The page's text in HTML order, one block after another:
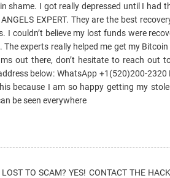
shame. I got really depressed until I had
EXPERT. They are the best
couldn’t believe my lost funds were
experts really helped me get my
out there, don’t hesitate to reach out
below: WhatsApp +1(520)200-
because I am so happy getting my
be seen everywhere
TO SCAM? YES! CONTACT THE